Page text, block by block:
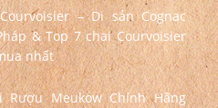
– Di sản Cognac
& Top 7 chai Courvoisier
nhất
Rượu Meukow Chính Hãng